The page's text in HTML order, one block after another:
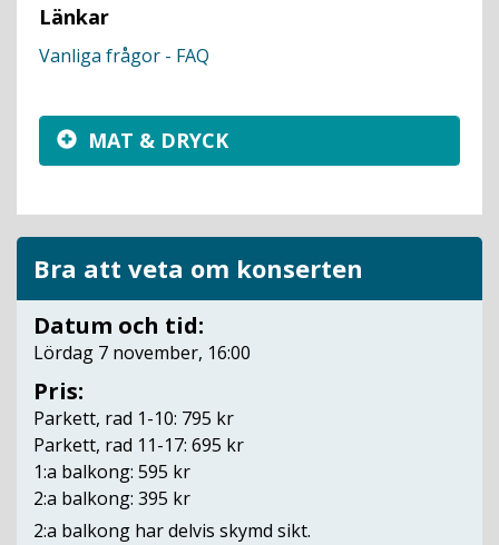
Länkar
Vanliga frågor - FAQ
MAT & DRYCK
Bra att veta om konserten
Datum och tid:
Lördag 7 november, 16:00
Pris:
Parkett, rad 1-10: 795 kr
Parkett, rad 11-17: 695 kr
1:a balkong: 595 kr
2:a balkong: 395 kr
2:a balkong har delvis skymd sikt.